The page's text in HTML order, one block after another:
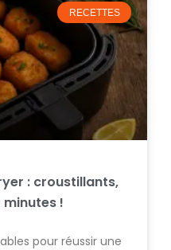
RECETTES
: croustillants,
!
pour réussir une